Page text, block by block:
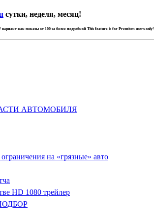
сутки, неделя, месяц!
вариант как показы от 100 за более подробной This feature is for Premium users only!
АВТОМОБИЛЯ
на «грязные» авто
HD 1080 трейлер